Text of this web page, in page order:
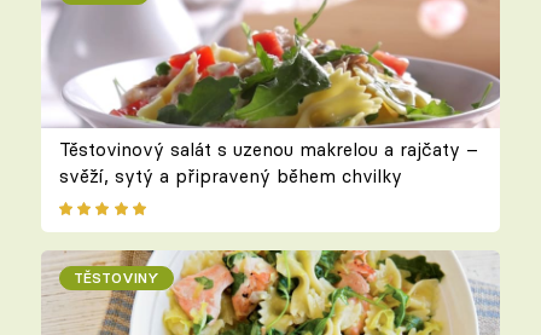
Těstovinový salát s uzenou makrelou a rajčaty –
svěží, sytý a připravený během chvilky
TĚSTOVINY